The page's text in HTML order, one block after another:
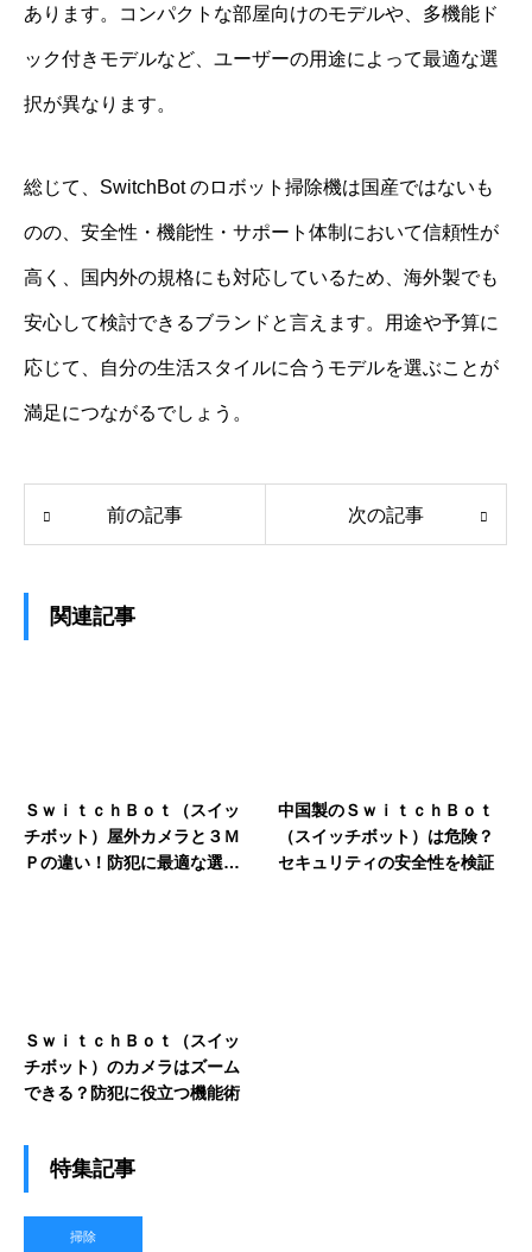
あります。コンパクトな部屋向けのモデルや、多機能ド
ック付きモデルなど、ユーザーの用途によって最適な選
択が異なります。
総じて、SwitchBot のロボット掃除機は国産ではないも
のの、安全性・機能性・サポート体制において信頼性が
高く、国内外の規格にも対応しているため、海外製でも
安心して検討できるブランドと言えます。用途や予算に
応じて、自分の生活スタイルに合うモデルを選ぶことが
満足につながるでしょう。
前の記事 次の記事
関連記事
ＳｗｉｔｃｈＢｏｔ（スイッ
チボット）屋外カメラと３Ｍ
Ｐの違い！防犯に最適な選び
中国製のＳｗｉｔｃｈＢｏｔ
（スイッチボット）は危険？
セキュリティの安全性を検証
ＳｗｉｔｃｈＢｏｔ（スイッ
チボット）のカメラはズーム
できる？防犯に役立つ機能術
特集記事
掃除